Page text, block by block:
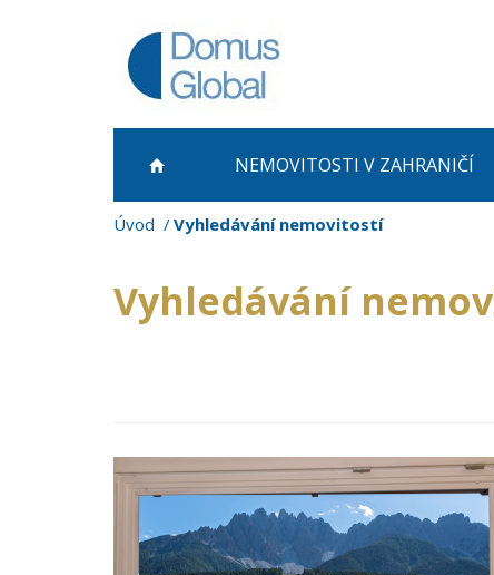
NEMOVITOSTI V ZAHRANIČÍ
Úvod Vyhledávání nemovitostí
Vyhledávání